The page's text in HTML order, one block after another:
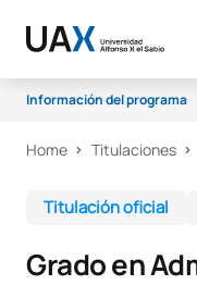
Información del programa
Por qué UAX
Salidas Profesionales
Home Titulaciones
Titulación oficial
Grado en